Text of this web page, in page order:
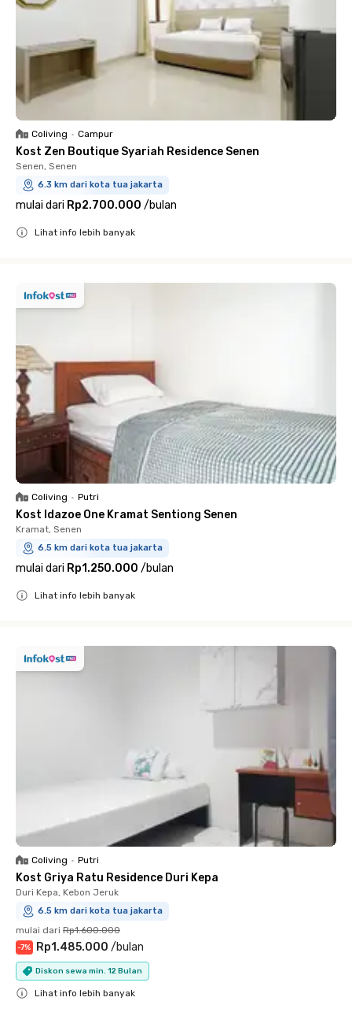
Coliving • Campur
Kost Zen Boutique Syariah Residence Senen
Senen, Senen
6.3 km dari kota tua jakarta
mulai dari Rp2.700.000 /bulan
Lihat info lebih banyak
Coliving • Putri
Kost Idazoe One Kramat Sentiong Senen
Kramat, Senen
6.5 km dari kota tua jakarta
mulai dari Rp1.250.000 /bulan
Lihat info lebih banyak
Coliving • Putri
Kost Griya Ratu Residence Duri Kepa
Duri Kepa, Kebon Jeruk
6.5 km dari kota tua jakarta
mulai dari Rp1.600.000
-7% Rp1.485.000 /bulan
Diskon sewa min. 12 Bulan
Lihat info lebih banyak